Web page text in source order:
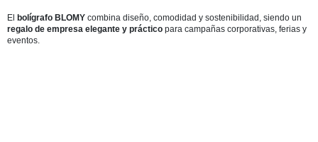
El bolígrafo BLOMY combina diseño, comodidad y sostenibilidad, siendo un
regalo de empresa elegante y práctico para campañas corporativas, ferias y
eventos.